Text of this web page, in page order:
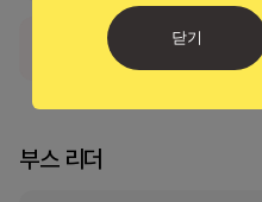
닫기
정식 서비스
부스 리더